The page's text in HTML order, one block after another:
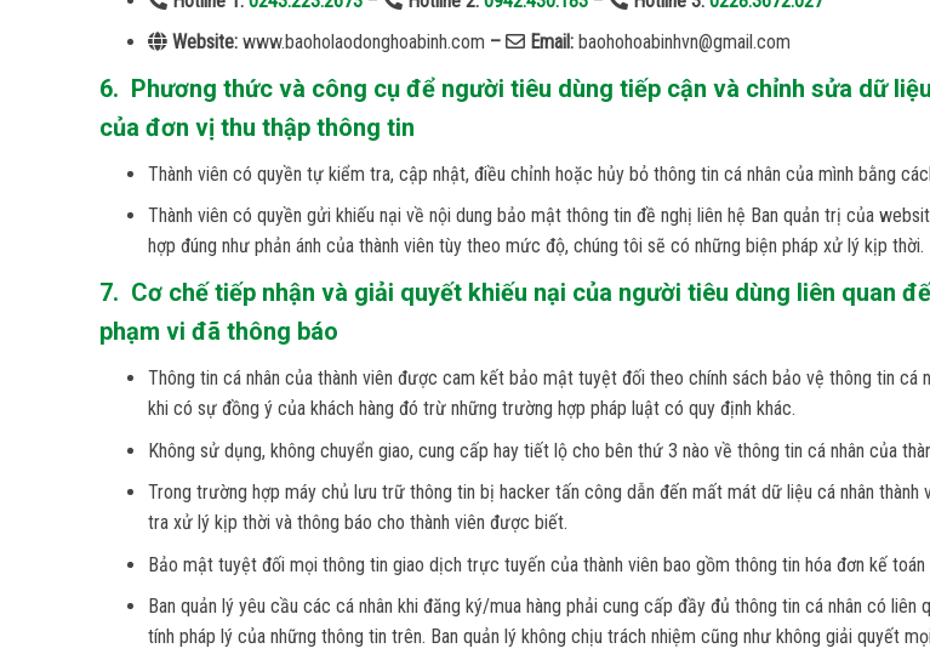
Website:www.baoholaodonghoabinh.com – Email:baohohoabinhvn@gmail.com
6. Phương thức và công cụ để người tiêu dùng tiếp cận và chỉnh sửa dữ
của đơn vị thu thập thông tin
Thành viên có quyền tự kiểm tra, cập nhật, điều chỉnh hoặc hủy bỏ thông tin cá nhân của mình bằng
Thành viên có quyền gửi khiếu nại về nội dung bảo mật thông tin đề nghị liên hệ Ban quản trị của
hợp đúng như phản ánh của thành viên tùy theo mức độ, chúng tôi sẽ có những biện pháp xử lý kịp thời.
7. Cơ chế tiếp nhận và giải quyết khiếu nại của người tiêu dùng liên quan
phạm vi đã thông báo
Thông tin cá nhân của thành viên được cam kết bảo mật tuyệt đối theo chính sách bảo vệ thông tin
khi có sự đồng ý của khách hàng đó trừ những trường hợp pháp luật có quy định khác.
Không sử dụng, không chuyển giao, cung cấp hay tiết lộ cho bên thứ 3 nào về thông tin cá nhân của
Trong trường hợp máy chủ lưu trữ thông tin bị hacker tấn công dẫn đến mất mát dữ liệu cá nhân
tra xử lý kịp thời và thông báo cho thành viên được biết.
Bảo mật tuyệt đối mọi thông tin giao dịch trực tuyến của thành viên bao gồm thông tin hóa đơn kế
Ban quản lý yêu cầu các cá nhân khi đăng ký/mua hàng phải cung cấp đầy đủ thông tin cá nhân có
tính pháp lý của những thông tin trên. Ban quản lý không chịu trách nhiệm cũng như không giải quyết